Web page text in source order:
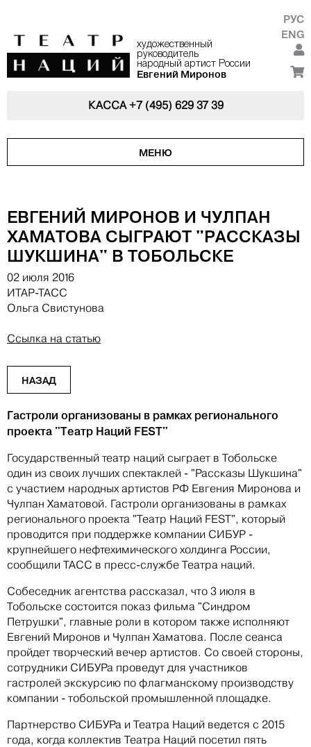
художественный
руководитель
народный артист России
Евгений Миронов
РУС
ENG
КАССА+7 (495) 629 37 39
МЕНЮ
ЕВГЕНИЙ МИРОНОВ И ЧУЛПАН
ХАМАТОВА СЫГРАЮТ "РАССКАЗЫ
ШУКШИНА" В ТОБОЛЬСКЕ
02 июля 2016
ИТАР-ТАСС
Ольга Свистунова
Ссылка на статью
НАЗАД
Гастроли организованы в рамках регионального
проекта "Театр Наций FEST"
Государственный театр наций сыграет в Тобольске
один из своих лучших спектаклей - "Рассказы Шукшина"
с участием народных артистов РФ Евгения Миронова и
Чулпан Хаматовой. Гастроли организованы в рамках
регионального проекта "Театр Наций FEST", который
проводится при поддержке компании СИБУР -
крупнейшего нефтехимического холдинга России,
сообщили ТАСС в пресс-службе Театра наций.
Собеседник агентства рассказал, что 3 июля в
Тобольске состоится показ фильма "Синдром
Петрушки", главные роли в котором также исполняют
Евгений Миронов и Чулпан Хаматова. После сеанса
пройдет творческий вечер артистов. Со своей стороны,
сотрудники СИБУРа проведут для участников
гастролей экскурсию по флагманскому производству
компании - тобольской промышленной площадке.
Партнерство СИБУРа и Театра Наций ведется с 2015
года, когда коллектив Театра Наций посетил пять